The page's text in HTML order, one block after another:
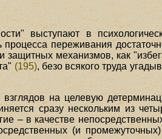
выступают в
переживания
механизмов, как
(195), безо всякого труда
на целевую
сразу нескольким из
– в качестве
(и